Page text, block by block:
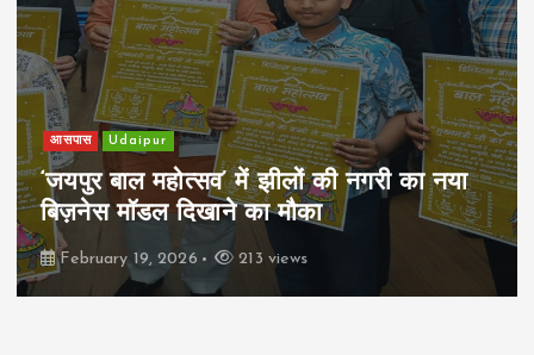
में झीलों की नगरी का नया
का मौका
213 views
खेल Udaipur
पिम्स मेवाड़ कप
रियल स्टेट्स ने